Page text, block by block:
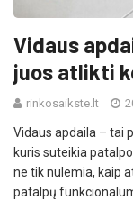
Vidaus
juos atlikti
rinkosaikste.lt
Vidaus apdaila – tai
kuris suteikia
ne tik nulemia, kaip
patalpų